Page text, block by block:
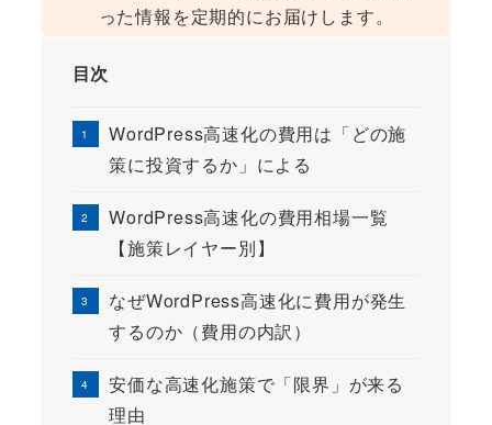
った情報を定期的にお届けします。
目次
WordPress高速化の費用は「どの施
策に投資するか」による
WordPress高速化の費用相場一覧
【施策レイヤー別】
なぜWordPress高速化に費用が発生
するのか（費用の内訳）
安価な高速化施策で「限界」が来る
理由